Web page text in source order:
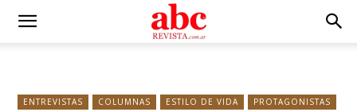
ENTREVISTAS COLUMNAS ESTILO DE VIDA PROTAGONISTAS